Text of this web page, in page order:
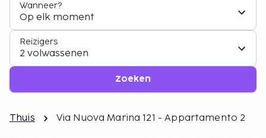
Wanneer?
Op elk moment
Reizigers
2 volwassenen
Zoeken
Thuis Via Nuova Marina 121 - Appartamento 2